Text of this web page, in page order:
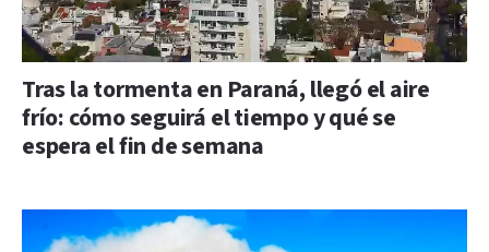
Tras la tormenta en Paraná, llegó el aire
frío: cómo seguirá el tiempo y qué se
espera el fin de semana